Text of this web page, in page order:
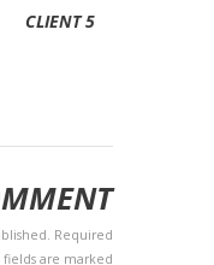
CLIENT 5
Required
fields are marked *